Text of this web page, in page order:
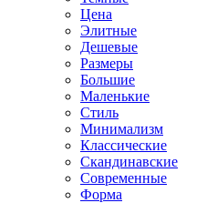
Цена
Элитные
Дешевые
Размеры
Большие
Маленькие
Стиль
Минимализм
Классические
Скандинавские
Современные
Форма